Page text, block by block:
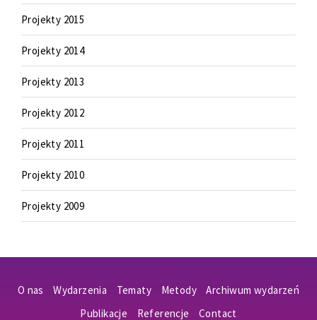
Projekty 2015
Projekty 2014
Projekty 2013
Projekty 2012
Projekty 2011
Projekty 2010
Projekty 2009
O nas Wydarzenia Tematy Metody
Archiwum wydarzeń
Publikacje
Referencje Contact